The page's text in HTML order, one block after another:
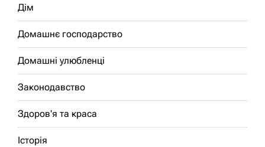
Дім
Домашнє господарство
Домашні улюбленці
Законодавство
Здоров'я та краса
Історія